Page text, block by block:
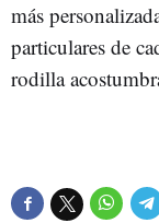
más
particulares de
rodilla